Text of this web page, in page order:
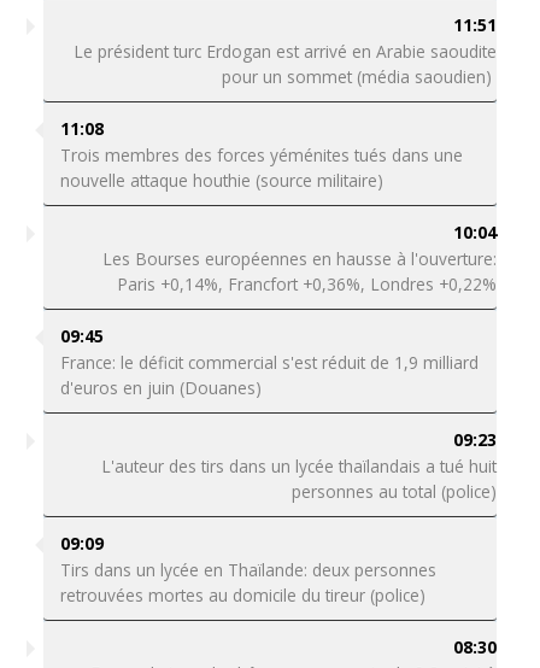
11:51
Le président turc Erdogan est arrivé en Arabie saoudite
pour un sommet (média saoudien)
11:08
Trois membres des forces yéménites tués dans une
nouvelle attaque houthie (source militaire)
10:04
Les Bourses européennes en hausse à l'ouverture:
Paris +0,14%, Francfort +0,36%, Londres +0,22%
09:45
France: le déficit commercial s'est réduit de 1,9 milliard
d'euros en juin (Douanes)
09:23
L'auteur des tirs dans un lycée thaïlandais a tué huit
personnes au total (police)
09:09
Tirs dans un lycée en Thaïlande: deux personnes
retrouvées mortes au domicile du tireur (police)
08:30